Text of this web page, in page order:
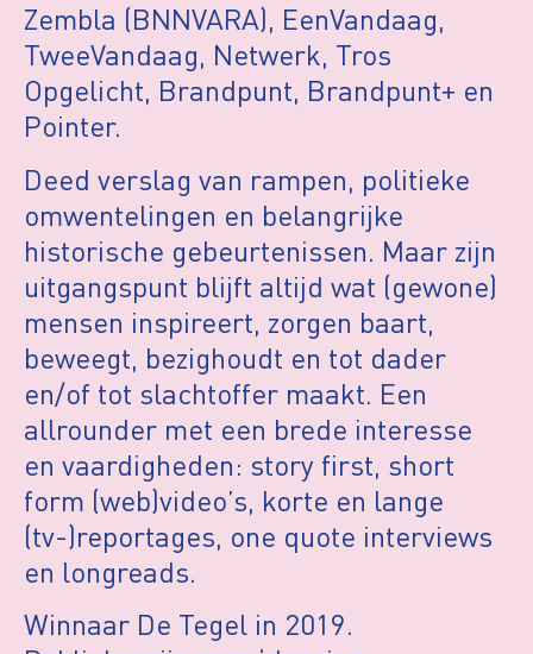
Zembla (BNNVARA), EenVandaag,
TweeVandaag, Netwerk, Tros
Opgelicht, Brandpunt, Brandpunt+ en
Pointer.
Deed verslag van rampen, politieke
omwentelingen en belangrijke
historische gebeurtenissen. Maar zijn
uitgangspunt blijft altijd wat (gewone)
mensen inspireert, zorgen baart,
beweegt, bezighoudt en tot dader
en/of tot slachtoffer maakt. Een
allrounder met een brede interesse
en vaardigheden: story first, short
form (web)video’s, korte en lange
(tv-)reportages, one quote interviews
en longreads.
Winnaar De Tegel in 2019.